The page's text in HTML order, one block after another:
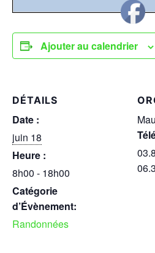
Ajouter au calendrier
DÉTAILS
Date :
juin 18
Heure :
8h00 - 18h00
Catégorie
d’Évènement:
Randonnées